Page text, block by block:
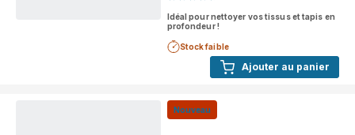
Ajouter au panier
Idéal pour nettoyer vos tissus et tapis en
profondeur !
Stock faible
Nouveau